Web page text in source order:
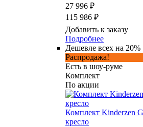
27 996 ₽
115 986 ₽
Добавить к заказу
Подробнее
Дешевле всех на 20%
Распродажа!
Есть в шоу-руме
Комплект
По акции
Комплект Kinderzen
кресло